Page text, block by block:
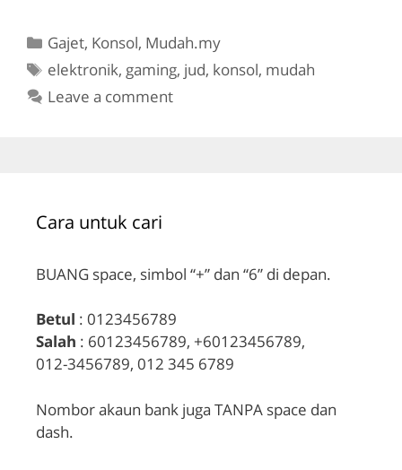
Categories
Gajet, Konsol, Mudah.my
Tags
elektronik, gaming, jud, konsol, mudah
Leave a comment
Cara untuk cari
BUANG space, simbol “+” dan “6” di depan.
Betul : 0123456789
Salah : 60123456789, +60123456789,
012-3456789, 012 345 6789
Nombor akaun bank juga TANPA space dan
dash.